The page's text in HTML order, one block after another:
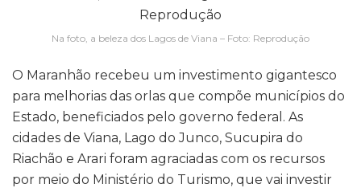
Na foto, a beleza dos Lagos de Viana – Foto: Reprodução
O Maranhão recebeu um investimento gigantesco
para melhorias das orlas que compõe municípios do
Estado, beneficiados pelo governo federal. As
cidades de Viana, Lago do Junco, Sucupira do
Riachão e Arari foram agraciadas com os recursos
por meio do Ministério do Turismo, que vai investir